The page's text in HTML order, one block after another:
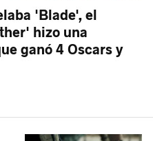
'Blade', el
hizo una
ganó 4 Oscars y